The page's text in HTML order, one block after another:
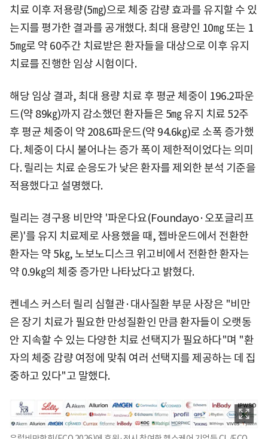
치료 이후 저용량(5㎎)으로 체중 감량 효과를 유지할 수 있
는지를 평가한 결과를 공개했다. 최대 용량인 10㎎ 또는 1
5㎎로 약 60주간 치료받은 환자들을 대상으로 이후 유지
치료를 진행한 임상 시험이다.
해당 임상 결과, 최대 용량 치료 후 평균 체중이 196.2파운
드(약 89㎏)까지 감소했던 환자들은 5㎎ 유지 치료 52주
후 평균 체중이 약 208.6파운드(약 94.6㎏)로 소폭 증가했
다. 체중이 다시 불어나는 증가 폭이 제한적이었다는 의미
다. 릴리는 치료 순응도가 낮은 환자를 제외한 분석 기준을
적용했다고 설명했다.
릴리는 경구용 비만약 '파운다요(Foundayo·오포글리프
론)'를 유지 치료제로 사용했을 때, 젭바운드에서 전환한
환자는 약 5㎏, 노보노디스크 위고비에서 전환한 환자는
약 0.9㎏의 체중 증가만 나타났다고 밝혔다.
켄네스 커스터 릴리 심혈관·대사질환 부문 사장은 "비만
은 장기 치료가 필요한 만성질환인 만큼 환자들이 오랫동
안 지속할 수 있는 다양한 치료 선택지가 필요하다"며 "환
자의 체중 감량 여정에 맞춰 여러 선택지를 제공하는 데 집
중하고 있다"고 말했다.